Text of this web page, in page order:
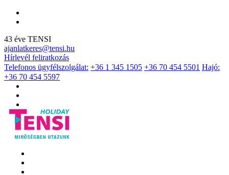
43 éve TENSI
ajanlatkeres@tensi.hu
Hírlevél feliratkozás
Telefonos ügyfélszolgálat: +36 1 345 1505 +36 70 454 5501 Hajó:
+36 70 454 5597